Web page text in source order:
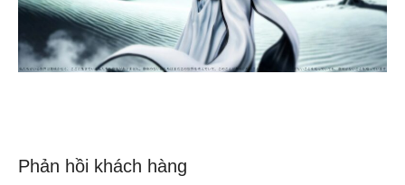
Phản hồi khách hàng